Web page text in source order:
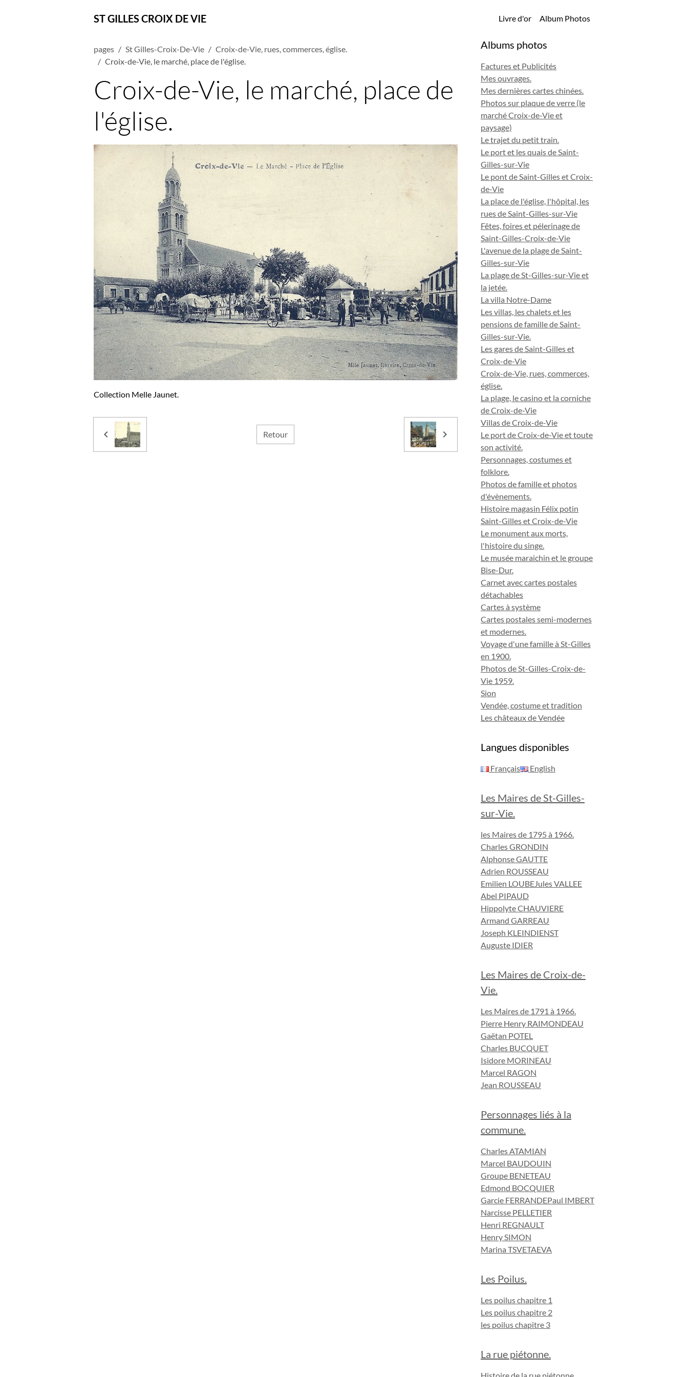
ST GILLES CROIX DE VIE Livre d'or Album Photos
pages St Gilles-Croix-De-Vie
Croix-de-Vie, rues, commerces, église.
Croix-de-Vie, le marché, place de l'église.
Croix-de-Vie, le marché, place de
l'église.
Collection Melle Jaunet.
Retour
Albums photos
Factures et Publicités
Mes ouvrages.
Mes dernières cartes chinées.
Photos sur plaque de verre (le
marché Croix-de-Vie et
paysage)
Le trajet du petit train.
Le port et les quais de Saint-
Gilles-sur-Vie
Le pont de Saint-Gilles et Croix-
de-Vie
La place de l'église, l'hôpital, les
rues de Saint-Gilles-sur-Vie
Fêtes, foires et pélerinage de
Saint-Gilles-Croix-de-Vie
L'avenue de la plage de Saint-
Gilles-sur-Vie
La plage de St-Gilles-sur-Vie et
la jetée.
La villa Notre-Dame
Les villas, les chalets et les
pensions de famille de Saint-
Gilles-sur-Vie.
Les gares de Saint-Gilles et
Croix-de-Vie
Croix-de-Vie, rues, commerces,
église.
La plage, le casino et la corniche
de Croix-de-Vie
Villas de Croix-de-Vie
Le port de Croix-de-Vie et toute
son activité.
Personnages, costumes et
folklore.
Photos de famille et photos
d'évènements.
Histoire magasin Félix potin
Saint-Gilles et Croix-de-Vie
Le monument aux morts,
l'histoire du singe.
Le musée maraichin et le groupe
Bise-Dur.
Carnet avec cartes postales
détachables
Cartes à système
Cartes postales semi-modernes
et modernes.
Voyage d'une famille à St-Gilles
en 1900.
Photos de St-Gilles-Croix-de-
Vie 1959.
Sion
Vendée, costume et tradition
Les châteaux de Vendée
Langues disponibles
Français English
Les Maires de St-Gilles-
sur-Vie.
les Maires de 1795 à 1966.
Charles GRONDIN
Alphonse GAUTTE
Adrien ROUSSEAU
Emilien LOUBEJules VALLEE
Abel PIPAUD
Hippolyte CHAUVIERE
Armand GARREAU
Joseph KLEINDIENST
Auguste IDIER
Les Maires de Croix-de-
Vie.
Les Maires de 1791 à 1966.
Pierre Henry RAIMONDEAU
Gaëtan POTEL
Charles BUCQUET
Isidore MORINEAU
Marcel RAGON
Jean ROUSSEAU
Personnages liés à la
commune.
Charles ATAMIAN
Marcel BAUDOUIN
Groupe BENETEAU
Edmond BOCQUIER
Garcie FERRANDEPaul IMBERT
Narcisse PELLETIER
Henri REGNAULT
Henry SIMON
Marina TSVETAEVA
Les Poilus.
Les poilus chapitre 1
Les poilus chapitre 2
les poilus chapitre 3
La rue piétonne.